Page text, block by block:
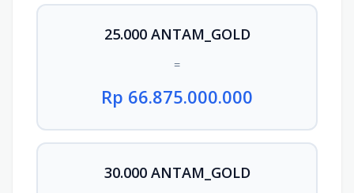
25.000 ANTAM_GOLD
=
Rp 66.875.000.000
30.000 ANTAM_GOLD